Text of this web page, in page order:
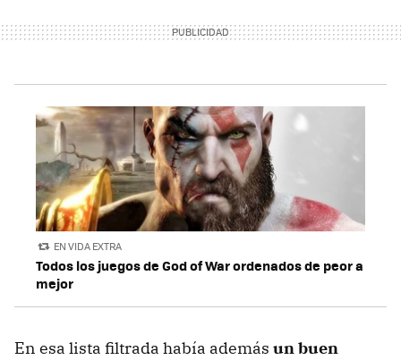
EN VIDA EXTRA
Todos los juegos de God of War ordenados de peor a
mejor
En esa lista filtrada había además un buen